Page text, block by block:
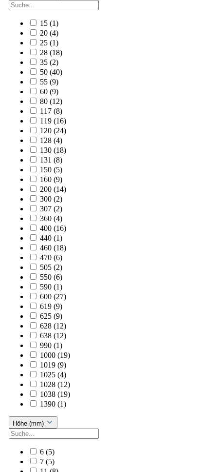
15 (1)
20 (4)
25 (1)
28 (18)
35 (2)
50 (40)
55 (9)
60 (9)
80 (12)
117 (8)
119 (16)
120 (24)
128 (4)
130 (18)
131 (8)
150 (5)
160 (9)
200 (14)
300 (2)
307 (2)
360 (4)
400 (16)
440 (1)
460 (18)
470 (6)
505 (2)
550 (6)
590 (1)
600 (27)
619 (9)
625 (9)
628 (12)
638 (12)
990 (1)
1000 (19)
1019 (9)
1025 (4)
1028 (12)
1038 (19)
1390 (1)
Höhe (mm)
6 (5)
7 (5)